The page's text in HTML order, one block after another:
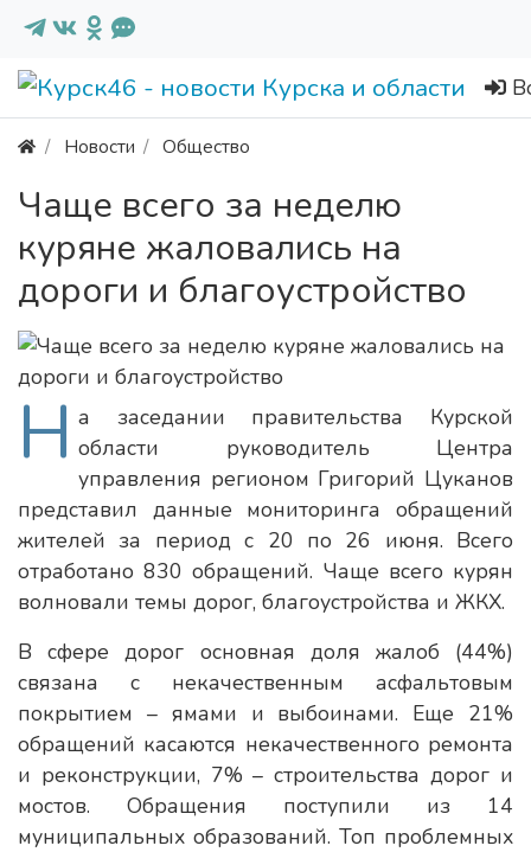
Новости Общество
Чаще всего за неделю
куряне жаловались на
дороги и благоустройство
Н а заседании правительства Курской
области руководитель Центра
управления регионом Григорий Цуканов
представил данные мониторинга обращений
жителей за период с 20 по 26 июня. Всего
отработано 830 обращений. Чаще всего курян
волновали темы дорог, благоустройства и ЖКХ.
В сфере дорог основная доля жалоб (44%)
связана с некачественным асфальтовым
покрытием – ямами и выбоинами. Еще 21%
обращений касаются некачественного ремонта
и реконструкции, 7% – строительства дорог и
мостов. Обращения поступили из 14
муниципальных образований. Топ проблемных